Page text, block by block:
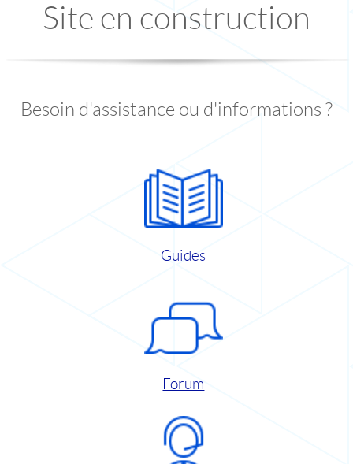
Site en construction
Besoin d'assistance ou d'informations ?
Guides
Forum